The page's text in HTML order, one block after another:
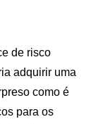
de risco
adquirir uma
como é
para os